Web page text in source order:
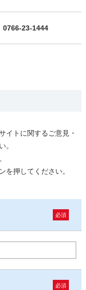
0766-23-1444
イトに関するご意見・
。
を押してください。
必須
必須